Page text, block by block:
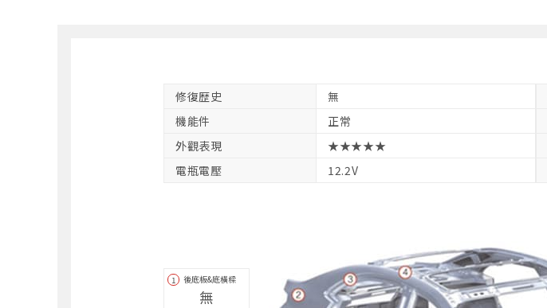
修復歴史 無
機能件
正常
外觀表現
★★★★★
電瓶電壓
12.2V
1 後底板&底橫樑
無